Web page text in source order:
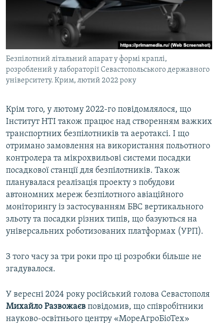
Безпілотний літальний апарат у формі краплі,
розроблений у лабораторії Севастопольського державного
університету. Крим, лютий 2022 року
Крім того, у лютому 2022-го повідомлялося, що
Інститут НТІ також працює над створенням важких
транспортних безпілотників та аеротаксі. І що
отримано замовлення на використання польотного
контролера та мікрохвильові системи посадки
посадкової станції для безпілотників. Також
планувалася реалізація проекту з побудови
автономних мереж безпілотного авіаційного
моніторингу із застосуванням БВС вертикального
зльоту та посадки різних типів, що базуються на
універсальних роботизованих платформах (УРП).
З того часу за три роки про ці розробки більше не
згадувалося.
У вересні 2024 року російський голова Севастополя
Михайло Развожаєв повідомив, що співробітники
науково-освітнього центру «МореАгроБіоТех»